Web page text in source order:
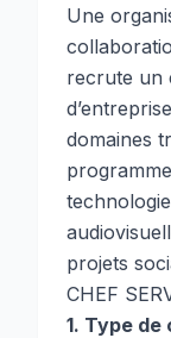
Une
recrute un
domaines
projets
CHEF
1. Type